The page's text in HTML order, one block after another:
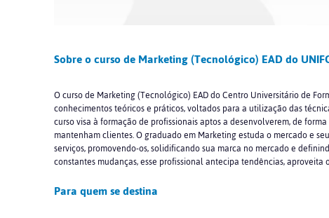
Sobre o curso de Marketing (Tecnológico) EAD do
O curso de Marketing (Tecnológico) EAD do Centro Universitário de
conhecimentos teóricos e práticos, voltados para a utilização das
curso visa à formação de profissionais aptos a desenvolverem, de
mantenham clientes. O graduado em Marketing estuda o mercado e
serviços, promovendo-os, solidificando sua marca no mercado e
constantes mudanças, esse profissional antecipa tendências,
Para quem se destina